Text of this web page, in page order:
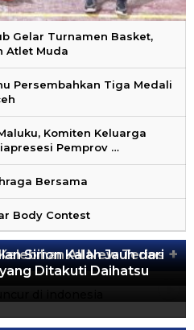
Gelar Turnamen Basket,
Atlet Muda
Persembahkan Tiga Medali
Komiten Keluarga
Pemprov …
Bersama
Body Contest
+
All New Terios
Sirion Kalah Jauh dari
Ditakuti Daihatsu